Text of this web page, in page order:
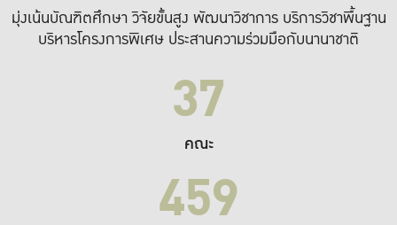
มุ่งเน้นบัณฑิตศึกษา วิจัยขั้นสูง พัฒนาวิชาการ บริการวิชาพื้นฐาน
บริหารโครงการพิเศษ ประสานความร่วมมือกับนานาชาติ
37
คณะ
459